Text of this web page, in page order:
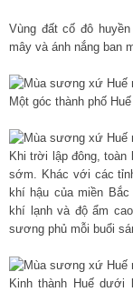
Vùng đất cố đô
mây và ánh nắng ban
Một góc thành phố
Khi trời lập đông, toàn
sớm. Khác với các
khí hậu của miền
khí lạnh và độ ẩm
sương phủ mỗi buổi
Kinh thành Huế dưới